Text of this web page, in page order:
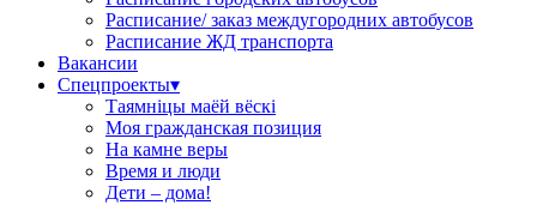
Расписание/ заказ междугородних автобусов
Расписание ЖД транспорта
Вакансии
Спецпроекты▾
Таямніцы маёй вёскі
Моя гражданская позиция
На камне веры
Время и люди
Дети – дома!